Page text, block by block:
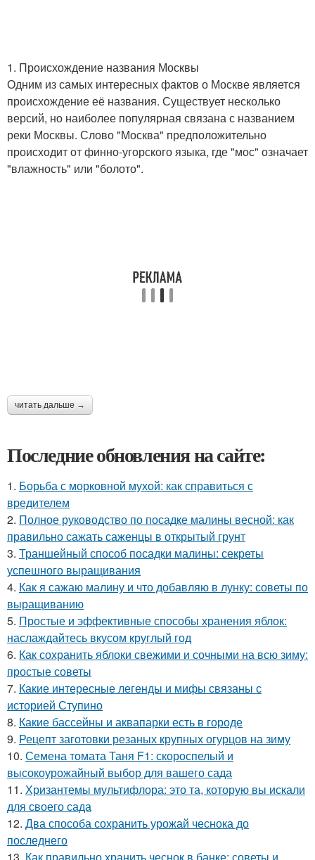
1. Происхождение названия Москвы
Одним из самых интересных фактов о Москве является
происхождение её названия. Существует несколько
версий, но наиболее популярная связана с названием
реки Москвы. Слово "Москва" предположительно
происходит от финно-угорского языка, где "мос" означает
"влажность" или "болото".
читать дальше →
Последние обновления на сайте:
1. Борьба с морковной мухой: как справиться с
вредителем
2. Полное руководство по посадке малины весной: как
правильно сажать саженцы в открытый грунт
3. Траншейный способ посадки малины: секреты
успешного выращивания
4. Как я сажаю малину и что добавляю в лунку: советы по
выращиванию
5. Простые и эффективные способы хранения яблок:
наслаждайтесь вкусом круглый год
6. Как сохранить яблоки свежими и сочными на всю зиму:
простые советы
7. Какие интересные легенды и мифы связаны с
историей Ступино
8. Какие бассейны и аквапарки есть в городе
9. Рецепт заготовки резаных крупных огурцов на зиму
10. Семена томата Таня F1: скороспелый и
высокоурожайный выбор для вашего сада
11. Хризантемы мультифлора: это та, которую вы искали
для своего сада
12. Два способа сохранить урожай чеснока до
последнего